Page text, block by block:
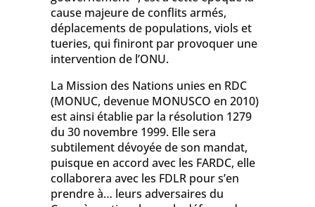
cause majeure de conflits armés,
déplacements de populations, viols et
tueries, qui finiront par provoquer une
intervention de l’ONU.
La Mission des Nations unies en RDC
(MONUC, devenue MONUSCO en 2010)
est ainsi établie par la résolution 1279
du 30 novembre 1999. Elle sera
subtilement dévoyée de son mandat,
puisque en accord avec les FARDC, elle
collaborera avec les FDLR pour s’en
prendre à… leurs adversaires du